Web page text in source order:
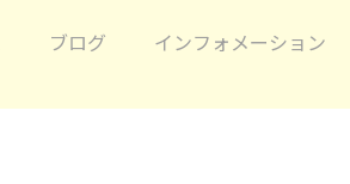
ブログ インフォメーション